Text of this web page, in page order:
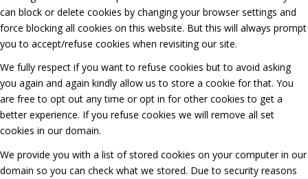
can block or delete cookies by changing your browser settings and
force blocking all cookies on this website. But this will always prompt
you to accept/refuse cookies when revisiting our site.
We fully respect if you want to refuse cookies but to avoid asking
you again and again kindly allow us to store a cookie for that. You
are free to opt out any time or opt in for other cookies to get a
better experience. If you refuse cookies we will remove all set
cookies in our domain.
We provide you with a list of stored cookies on your computer in our
domain so you can check what we stored. Due to security reasons